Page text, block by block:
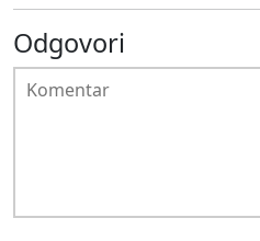
Odgovori